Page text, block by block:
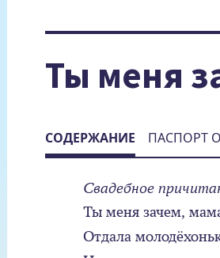
Ты меня
СОДЕРЖАНИЕ ПАСПОРТ
Свадебное
Ты меня зачем,
Отдала